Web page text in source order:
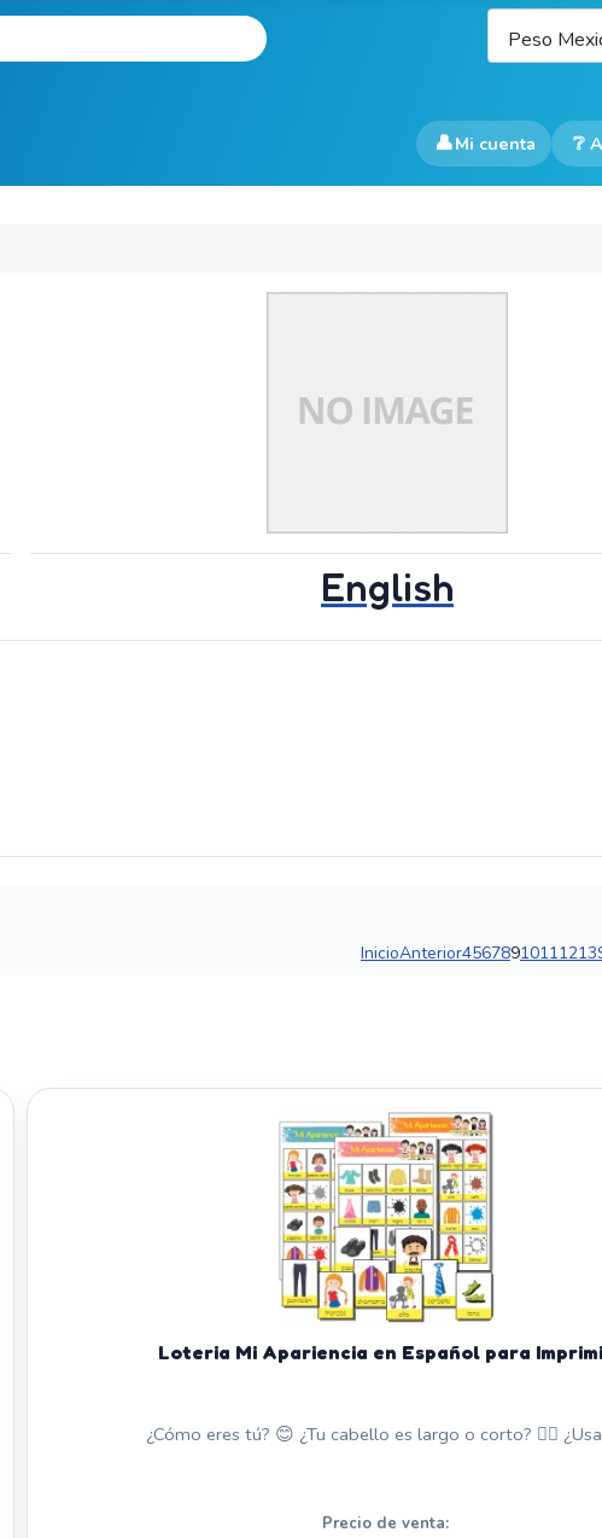
Peso
👤Mi cuenta ❔
English
InicioAnterior45678910111213
Loteria Mi Apariencia en Español para
¿Cómo eres tú? 😊 ¿Tu cabello es largo o corto? 💇‍♀️
Precio de venta: